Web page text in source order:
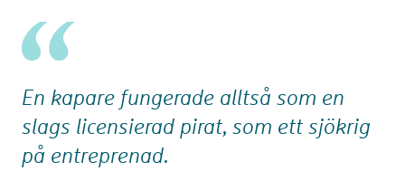
En kapare fungerade alltså som en
slags licensierad pirat, som ett sjökrig
på entreprenad.